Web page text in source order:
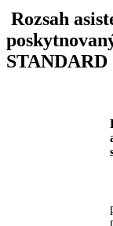
Rozsah
STANDARD